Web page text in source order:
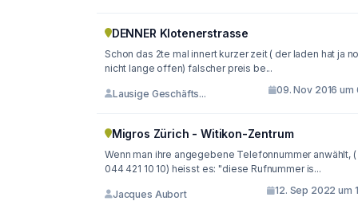
DENNER Klotenerstrasse
Schon das 2te mal innert kurzer zeit ( der laden hat ja
nicht lange offen) falscher preis be...
Lausige Geschäfts... 09. Nov 2016 um
Migros Zürich - Witikon-Zentrum
Wenn man ihre angegebene Telefonnummer anwählt, (
044 421 10 10) heisst es: "diese Rufnummer is...
Jacques Aubort 12. Sep 2022 um